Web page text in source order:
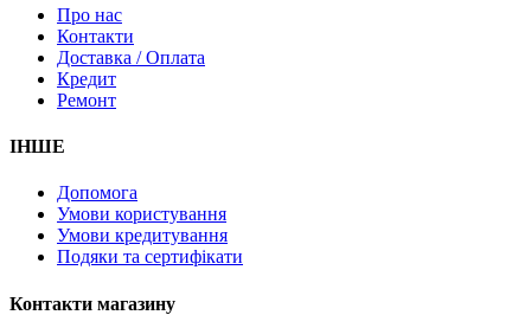
Про нас
Контакти
Доставка / Оплата
Кредит
Ремонт
ІНШЕ
Допомога
Умови користування
Умови кредитування
Подяки та сертифікати
Контакти магазину